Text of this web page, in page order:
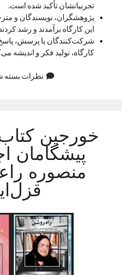
تجربیاتشان تأکید شده است.
پژوهشگران، نویسندگان و
این کارگاه برآمدند و رشد
شرکت‌کنندگان با پرسش،
کارگاه، تولید فکر و اندیشه
نظرات
خورجین کتاب
پیشگامان
منصوره